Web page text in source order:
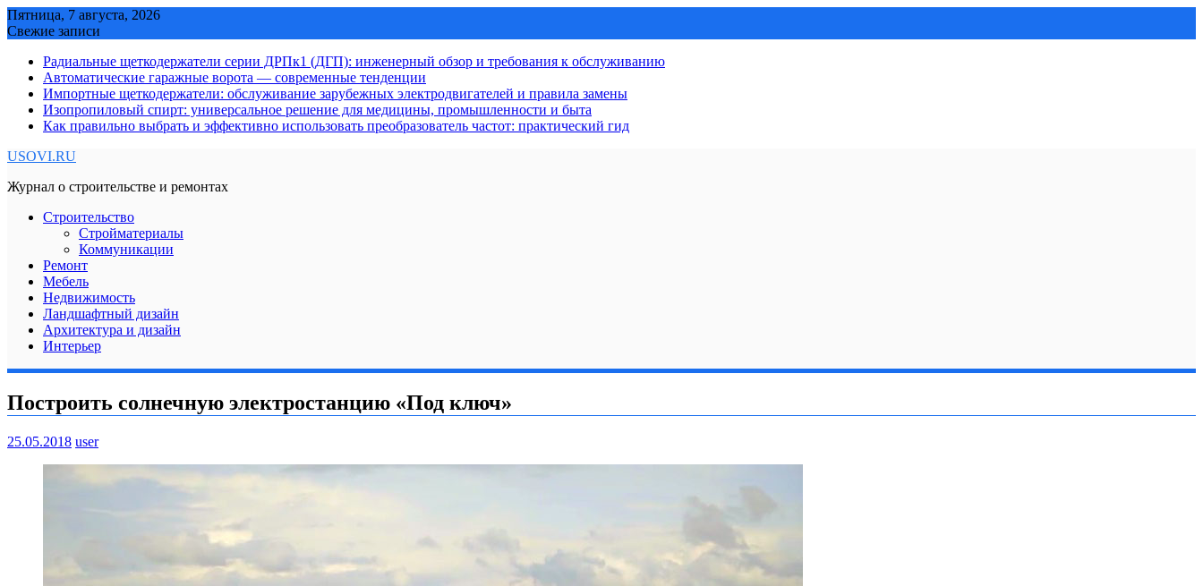
Skip
to
Пятница, 7 августа, 2026
Свежие записи
Радиальные щеткодержатели серии ДРПк1 (ДГП): инженерный обзор и требования к обслуживанию
Автоматические гаражные ворота — современные тенденции
Импортные щеткодержатели: обслуживание зарубежных электродвигателей и правила замены
Изопропиловый спирт: универсальное решение для медицины, промышленности и быта
Как правильно выбрать и эффективно использовать преобразователь частот: практический гид
USOVI.RU
Журнал о строительстве и ремонтах
Строительство
Стройматериалы
Коммуникации
Ремонт
Мебель
Недвижимость
Ландшафтный дизайн
Архитектура и дизайн
Интерьер
Построить солнечную электростанцию «Под ключ»
25.05.2018 user